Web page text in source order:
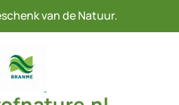
van de Natuur.